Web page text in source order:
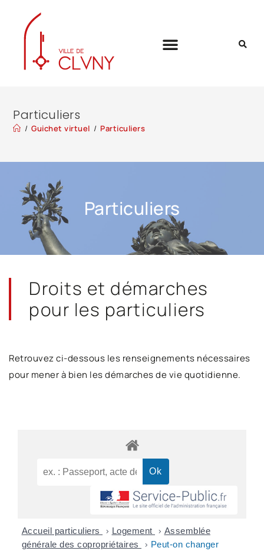
Particuliers
/ Guichet virtuel / Particuliers
Particuliers
Droits et démarches
pour les particuliers
Retrouvez ci-dessous les renseignements nécessaires
pour mener à bien les démarches de vie quotidienne.
Accueil particuliers > Logement > Assemblée
générale des copropriétaires
> Peut-on changer